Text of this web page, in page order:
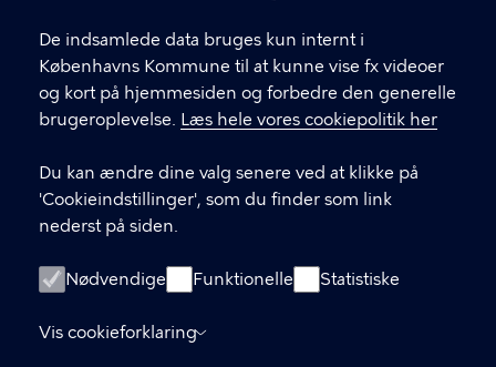
De indsamlede data bruges kun internt i
Københavns Kommune til at kunne vise fx videoer
og kort på hjemmesiden og forbedre den generelle
brugeroplevelse. Læs hele vores cookiepolitik her
Du kan ændre dine valg senere ved at klikke på
'Cookieindstillinger', som du finder som link
nederst på siden.
Nødvendige Funktionelle Statistiske
Vis cookieforklaring
5798009800411
LINKS
Kontakt os
Nyhedsbrev
Facebook
Instagram